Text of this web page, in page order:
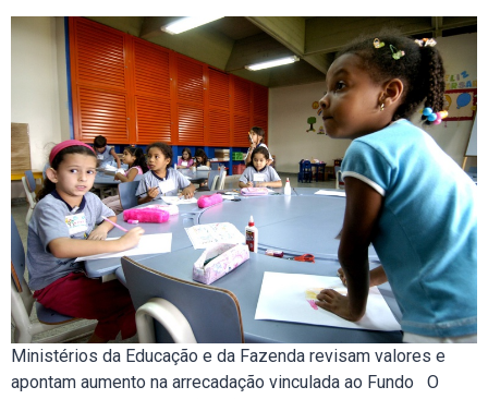
Ministérios da Educação e da Fazenda revisam valores e
apontam aumento na arrecadação vinculada ao Fundo O